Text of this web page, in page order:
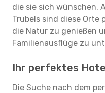
die sie sich wünschen.
Trubels sind diese Orte
die Natur zu genießen
Familienausflüge zu
Ihr perfektes
Die Suche nach dem